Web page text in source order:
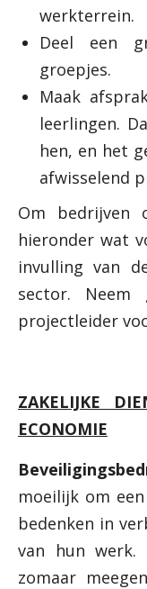
werkterrein.
Deel een
groepjes.
Maak
leerlingen.
hen, en het
afwisselend
Om bedrijven
hieronder wat
invulling van
sector.
projectleider
ZAKELIJKE
ECONOMIE
moeilijk om
bedenken in
van hun werk.
zomaar